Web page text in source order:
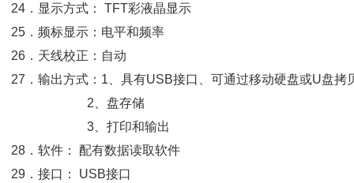
24．显示方式： TFT彩液晶显示
25．频标显示：电平和频率
26．天线校正：自动
27．输出方式：1、具有USB接口、可通过移动硬盘或U盘拷
2、盘存储
3、打印和输出
28．软件： 配有数据读取软件
29．接口： USB接口